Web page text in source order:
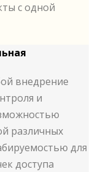
с одной
внедрение
и
различных
для
доступа